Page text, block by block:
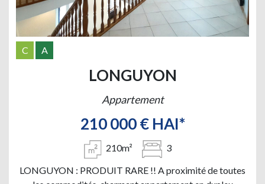
C A
LONGUYON
Appartement
210 000 € HAI*
210m²
3
LONGUYON : PRODUIT RARE !! A proximité de toutes